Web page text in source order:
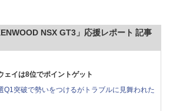
NSX GT3」応援レポート 記事
ェイは8位でポイントゲット
Q1突破で勢いをつけるがトラブルに見舞われた